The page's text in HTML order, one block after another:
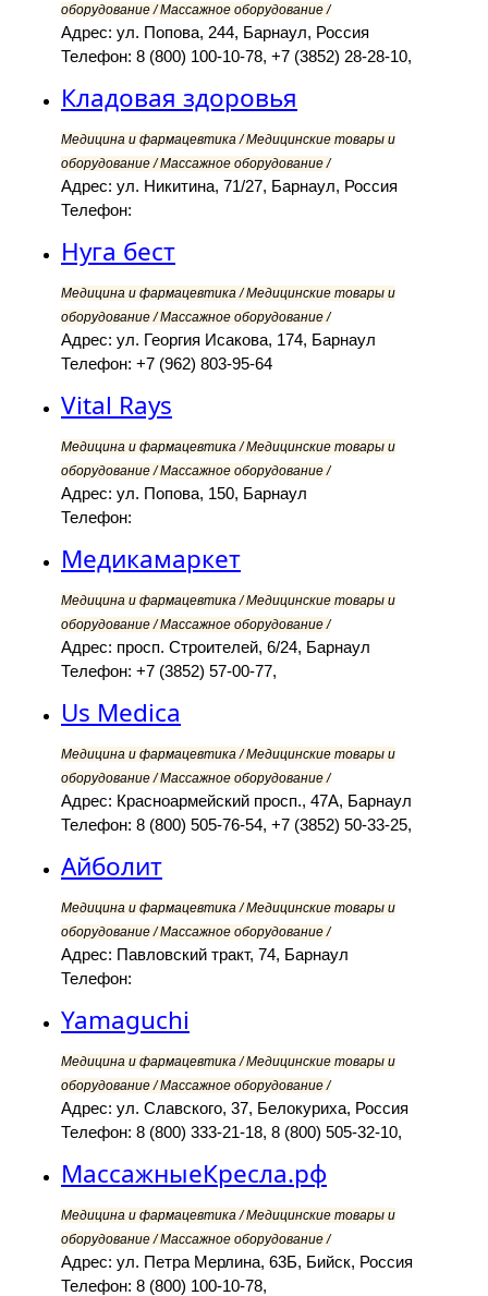
оборудование / Массажное оборудование /
Адрес: ул. Попова, 244, Барнаул, Россия
Телефон: 8 (800) 100-10-78, +7 (3852) 28-28-10,
Кладовая здоровья
Медицина и фармацевтика / Медицинские товары и
оборудование / Массажное оборудование /
Адрес: ул. Никитина, 71/27, Барнаул, Россия
Телефон:
Нуга бест
Медицина и фармацевтика / Медицинские товары и
оборудование / Массажное оборудование /
Адрес: ул. Георгия Исакова, 174, Барнаул
Телефон: +7 (962) 803-95-64
Vital Rays
Медицина и фармацевтика / Медицинские товары и
оборудование / Массажное оборудование /
Адрес: ул. Попова, 150, Барнаул
Телефон:
Медикамаркет
Медицина и фармацевтика / Медицинские товары и
оборудование / Массажное оборудование /
Адрес: просп. Строителей, 6/24, Барнаул
Телефон: +7 (3852) 57-00-77,
Us Medica
Медицина и фармацевтика / Медицинские товары и
оборудование / Массажное оборудование /
Адрес: Красноармейский просп., 47А, Барнаул
Телефон: 8 (800) 505-76-54, +7 (3852) 50-33-25,
Айболит
Медицина и фармацевтика / Медицинские товары и
оборудование / Массажное оборудование /
Адрес: Павловский тракт, 74, Барнаул
Телефон:
Yamaguchi
Медицина и фармацевтика / Медицинские товары и
оборудование / Массажное оборудование /
Адрес: ул. Славского, 37, Белокуриха, Россия
Телефон: 8 (800) 333-21-18, 8 (800) 505-32-10,
МассажныеКресла.рф
Медицина и фармацевтика / Медицинские товары и
оборудование / Массажное оборудование /
Адрес: ул. Петра Мерлина, 63Б, Бийск, Россия
Телефон: 8 (800) 100-10-78,